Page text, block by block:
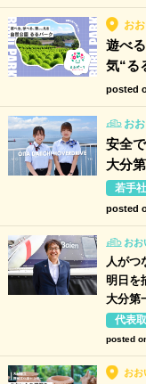
お
遊べ
気“る
posted
お
安全
大分
若手
posted
おお
人がつ
明日を
大分第
代表
posted
おお